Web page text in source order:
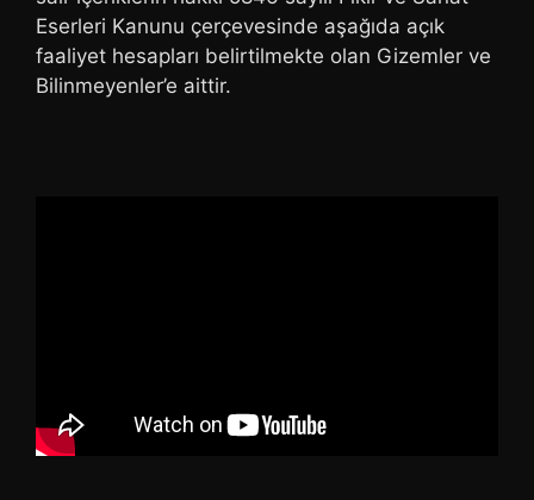
Eserleri Kanunu çerçevesinde aşağıda açık
faaliyet hesapları belirtilmekte olan Gizemler ve
Bilinmeyenler’e aittir.